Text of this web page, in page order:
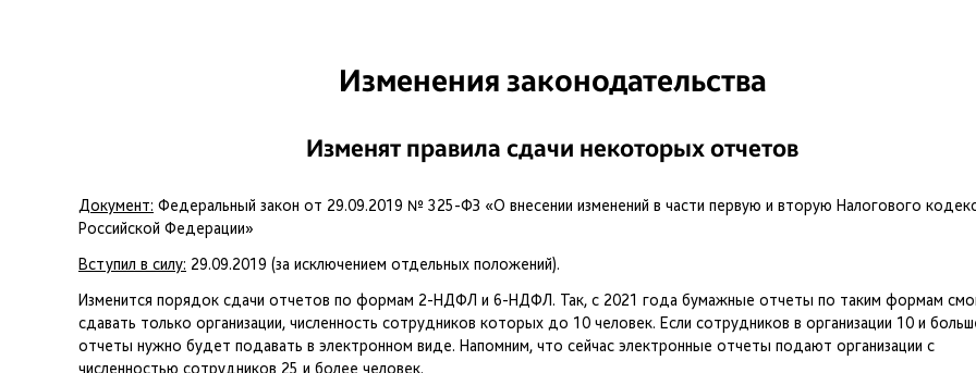
Изменения законодательства
Изменят правила сдачи некоторых отчетов
Документ: Федеральный закон от 29.09.2019 № 325-ФЗ «О внесении изменений в части первую и вторую Налогового
Российской Федерации»
Вступил в силу: 29.09.2019 (за исключением отдельных положений).
Изменится порядок сдачи отчетов по формам 2-НДФЛ и 6-НДФЛ. Так, с 2021 года бумажные отчеты по таким формам
сдавать только организации, численность сотрудников которых до 10 человек. Если сотрудников в организации 10 и
отчеты нужно будет подавать в электронном виде. Напомним, что сейчас электронные отчеты подают организации с
численностью сотрудников 25 и более человек.